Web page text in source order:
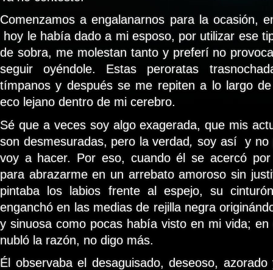
Comenzamos a engalanarnos para la ocasión,
hoy le había dado a mi esposo, por utilizar ese
de sobra, me molestan tanto y preferí no
seguir oyéndole. Estas peroratas
tímpanos y después se me repiten a lo largo
eco lejano dentro de mi cerebro.
Sé que a veces soy algo exagerada, que mis
son desmesuradas, pero la verdad,soy así y no
voy a hacer. Por eso, cuando él se acercó por
para abrazarme en un arrebato amoroso sin
pintaba los labios frente al espejo, su
enganchó en las medias de rejilla negra
y sinuosa como pocas había visto en mi vida;
nubló la razón, no digo más.
Él observaba el desaguisado, deseoso,